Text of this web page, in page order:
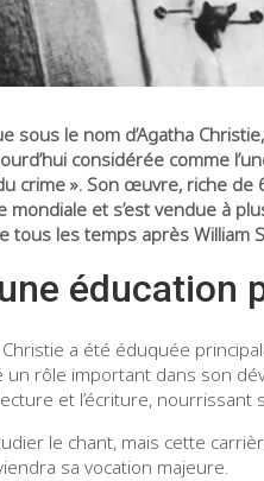
sous le nom d’Agatha
considérée comme
crime ». Son œuvre, riche
et s’est vendue à
tous les temps après William
éducation
a été éduquée
rôle important dans son
et l’écriture,
le chant, mais cette
sa vocation majeure.